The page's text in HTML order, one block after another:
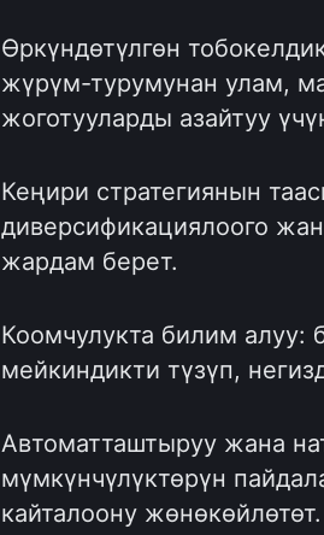
Өркүндөтүлгөн
жүрүм-турумунан улам,
жоготууларды азайтуу
Кеңири стратегиянын
диверсификациялоого
жардам берет.
Коомчулукта билим алуу:
мейкиндикти түзүп,
Автоматташтыруу жана
мүмкүнчүлүктөрүн
кайталоону жөнөкөйлөтөт.